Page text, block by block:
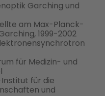
Garching und
am Max-Planck-
1999-2002
für Medizin- und
für die
und